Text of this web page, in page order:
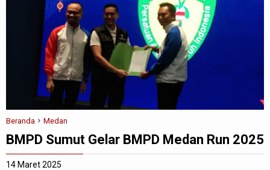
Beranda Medan
BMPD Sumut Gelar BMPD Medan Run 2025
14 Maret 2025
EDUKASI
ADVETORIAL
REDAKSI